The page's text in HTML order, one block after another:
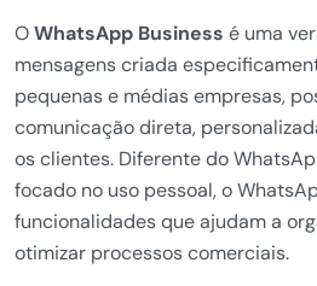
OWhatsApp Business é uma
mensagens criada
pequenas e médias empresas,
comunicação direta,
os clientes. Diferente do
focado no uso pessoal, o
funcionalidades que ajudam a
otimizar processos comerciais.